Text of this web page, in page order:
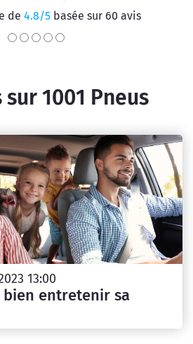
de 4.8/5 basée sur 60 avis
1001 Pneus
13:00
bien entretenir sa